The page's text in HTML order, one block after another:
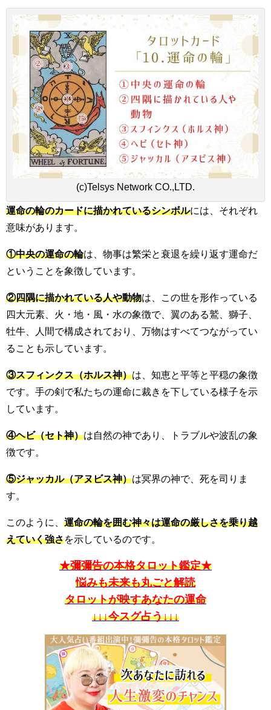
(c)Telsys Network CO.,LTD.
運命の輪のカードに描かれているシンボルには、それぞれ
意味があります。
①中央の運命の輪は、物事は繁栄と衰退を繰り返す運命だ
ということを象徴しています。
②四隅に描かれている人や動物は、この世を形作っている
四大元素、火・地・風・水の象徴で、翼のある鷲、獅子、
牡牛、人間で構成されており、万物はすべてつながってい
ることも示しています。
③スフィンクス（ホルス神）は、知恵と平等と平穏の象徴
です。手の剣で私たちの運命に裁きを下している様子を示
しています。
④ヘビ（セト神）は自然の神であり、トラブルや波乱の象
徴です。
⑤ジャッカル（アヌビス神）は冥界の神で、死を司りま
す。
このように、 運命の輪を囲む神々は運命の厳しさを乗り越
えていく強さを示しているのです。
★彌彌告の本格タロット鑑定★
悩みも未来も丸ごと解読
タロットが映すあなたの運命
↓↓↓今スグ占う↓↓↓